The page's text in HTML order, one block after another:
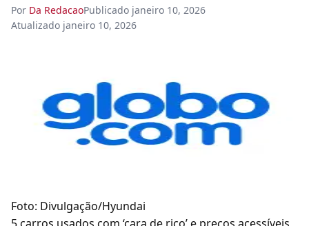
Por Da RedacaoPublicado janeiro 10, 2026
Atualizado janeiro 10, 2026
Foto: Divulgação/Hyundai